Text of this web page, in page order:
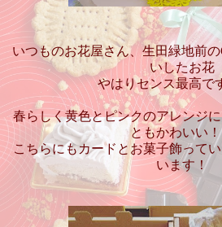
いつものお花屋さん、生田緑地前の
いしたお花
やはりセンス最高で
春らしく黄色とピンクのアレンジ
ともかわいい！
こちらにもカードとお菓子飾って
います！